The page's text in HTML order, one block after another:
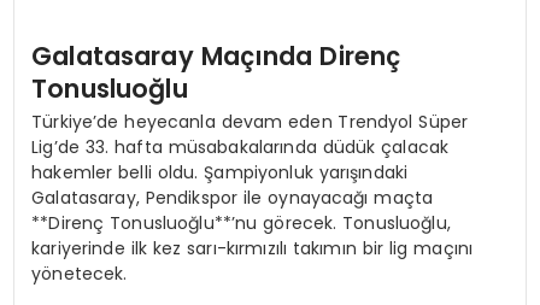
Galatasaray Maçında Direnç
Tonusluoğlu
Türkiye’de heyecanla devam eden Trendyol Süper
Lig’de 33. hafta müsabakalarında düdük çalacak
hakemler belli oldu. Şampiyonluk yarışındaki
Galatasaray, Pendikspor ile oynayacağı maçta
**Direnç Tonusluoğlu**’nu görecek. Tonusluoğlu,
kariyerinde ilk kez sarı-kırmızılı takımın bir lig maçını
yönetecek.